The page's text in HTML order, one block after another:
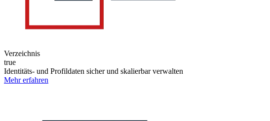
Verzeichnis
true
Identitäts- und Profildaten sicher und skalierbar verwalten
Mehr erfahren